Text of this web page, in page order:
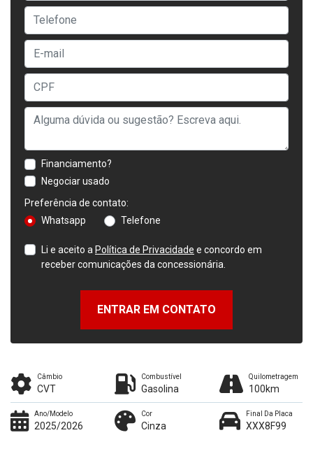
Financiamento?
Negociar usado
Preferência de contato:
Whatsapp
Telefone
Li e aceito a Política de Privacidade e concordo em
receber comunicações da concessionária.
ENTRAR EM CONTATO
Câmbio
CVT
Combustível
Gasolina
Quilometragem
100km
Ano/Modelo
2025/2026
Cor
Cinza
Final Da Placa
XXX8F99